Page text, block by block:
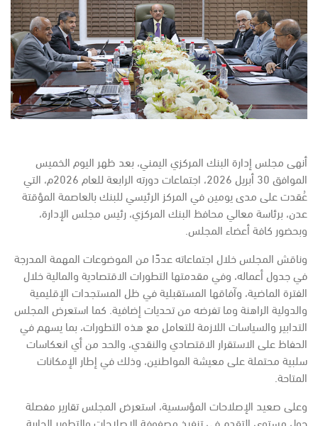
أنهى مجلس إدارة البنك المركزي اليمني، بعد ظهر اليوم الخميس
الموافق 30 أبريل 2026، اجتماعات دورته الرابعة للعام 2026م، التي
عُقدت على مدى يومين في المركز الرئيسي للبنك بالعاصمة المؤقتة
عدن، برئاسة معالي محافظ البنك المركزي، رئيس مجلس الإدارة،
وبحضور كافة أعضاء المجلس.
وناقش المجلس خلال اجتماعاته عددًا من الموضوعات المهمة المدرجة
في جدول أعماله، وفي مقدمتها التطورات الاقتصادية والمالية خلال
الفترة الماضية، وآفاقها المستقبلية في ظل المستجدات الإقليمية
والدولية الراهنة وما تفرضه من تحديات إضافية. كما استعرض المجلس
التدابير والسياسات اللازمة للتعامل مع هذه التطورات، بما يسهم في
الحفاظ على الاستقرار الاقتصادي والنقدي، والحد من أي انعكاسات
سلبية محتملة على معيشة المواطنين، وذلك في إطار الإمكانات
المتاحة.
وعلى صعيد الإصلاحات المؤسسية، استعرض المجلس تقارير مفصلة